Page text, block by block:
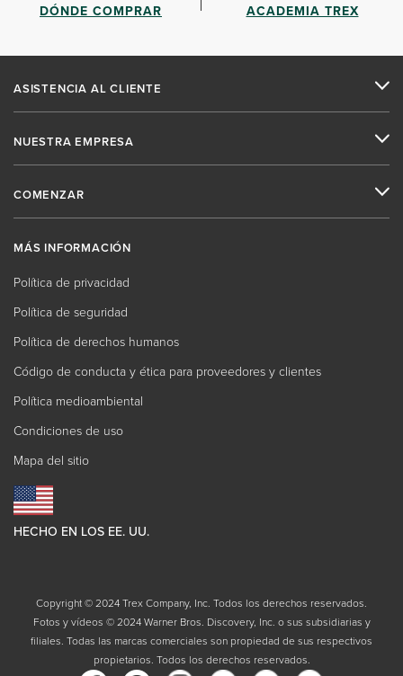
DÓNDE COMPRAR ACADEMIA TREX
ASISTENCIA AL CLIENTE
NUESTRA EMPRESA
COMENZAR
MÁS INFORMACIÓN
Política de privacidad
Política de seguridad
Política de derechos humanos
Código de conducta y ética para proveedores y clientes
Política medioambiental
Condiciones de uso
Mapa del sitio
HECHO EN LOS EE. UU.
Copyright © 2024 Trex Company, Inc. Todos los derechos reservados.
Fotos y vídeos © 2024 Warner Bros. Discovery, Inc. o sus subsidiarias y
filiales. Todas las marcas comerciales son propiedad de sus respectivos
propietarios. Todos los derechos reservados.